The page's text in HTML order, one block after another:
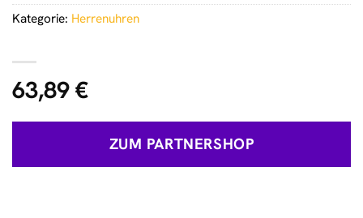
63,89€
ZUM PARTNERSHOP
Kategorie: Herrenuhren